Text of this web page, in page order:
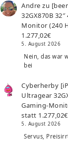
Andre zu
32GX870B
Monitor (240
1.277,02€
5. August 2026
Nein, das war
bei
Cyberherby
Ultragear
Gaming-
statt 1.277,02€
5. August 2026
Servus,